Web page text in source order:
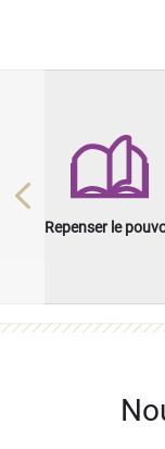
Repenser le
Previous